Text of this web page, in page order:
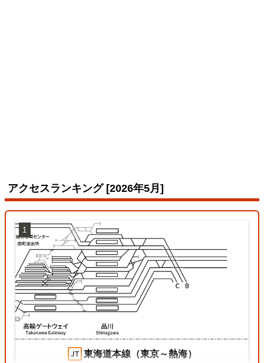
アクセスランキング [2026年5月]
東海道本線（東京～熱海）
1